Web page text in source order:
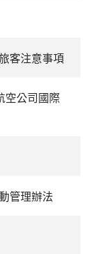
客注意事項
空公司國際
管理辦法